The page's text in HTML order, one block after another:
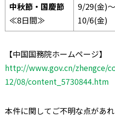
中秋節・国慶節
≪8日間≫
9/29(金)～
10/6(金)
【中国国務院ホームページ】
http://www.gov.cn/zhengce/
12/08/content_5730844.htm
本件に関してご不明な点があ